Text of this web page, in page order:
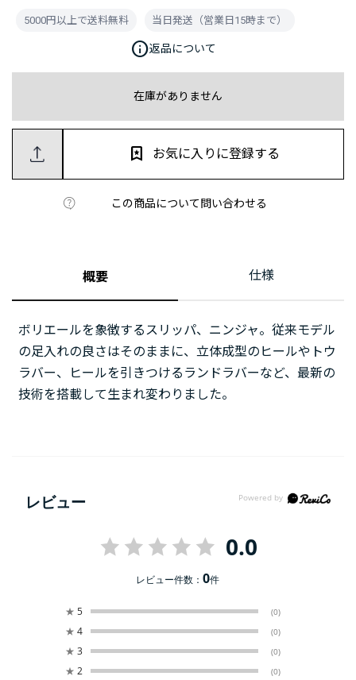
在庫がありません
この商品について問い合わせる
お気に入りに登録する
5000円以上で送料無料 当日発送（営業日15時まで）
info返品について
概要 仕様
ボリエールを象徴するスリッパ、ニンジャ。従来モデル
の足入れの良さはそのままに、立体成型のヒールやトウ
ラバー、ヒールを引きつけるランドラバーなど、最新の
技術を搭載して生まれ変わりました。
レビュー
0.0
レビュー件数：0件
★ 5 (0)
★ 4 (0)
★ 3 (0)
★ 2 (0)